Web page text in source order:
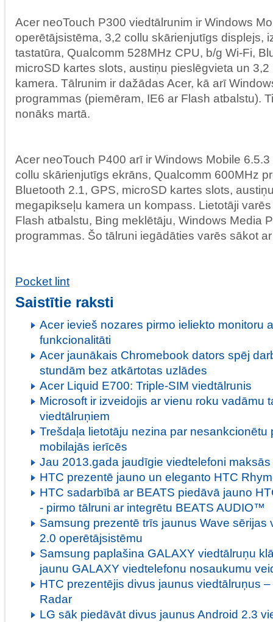
Acer neoTouch P300 viedtālrunim ir Windows
operētājsistēma, 3,2 collu skārienjutīgs displejs,
tastatūra, Qualcomm 528MHz CPU, b/g Wi-Fi,
microSD kartes slots, austiņu pieslēgvieta un
kamera. Tālrunim ir dažādas Acer, kā arī
programmas (piemēram, IE6 ar Flash atbalstu).
nonāks martā.
Acer neoTouch P400 arī ir Windows Mobile
collu skārienjutīgs ekrāns, Qualcomm 600MHz
Bluetooth 2.1, GPS, microSD kartes slots,
megapikseļu kamera un kompass. Lietotāji
Flash atbalstu, Bing meklētāju, Windows Media
programmas. Šo tālruni iegādāties varēs sākot
Pocket lint
Saistītie raksti
Acer ievieš nozares pirmo ieliekto monitoru
funkcionalitāti
Acer jaunākais Chromebook dators spēj
stundām bez atkārtotas uzlādes
Acer Liquid E700: Triple-SIM viedtālrunis
Microsoft ir izveidojis ar vienu roku vadāmu
viedtālruņiem
Trešdaļa lietotāju nezina par nesankcionētu
mobilajās ierīcēs
Jau 2013.gada jaudīgie viedtelefoni
HTC prezentē jauno un eleganto HTC
HTC sadarbībā ar BEATS piedāvā jauno
- pirmo tālruni ar integrētu BEATS AUDIO™
Samsung prezentē trīs jaunus Wave sērijas
2.0 operētājsistēmu
Samsung paplašina GALAXY viedtālruņu
jaunu GALAXY viedtelefonu nosaukumu
HTC prezentējis divus jaunus viedtālruņus
Radar
LG sāk piedāvāt divus jaunus Android 2.3